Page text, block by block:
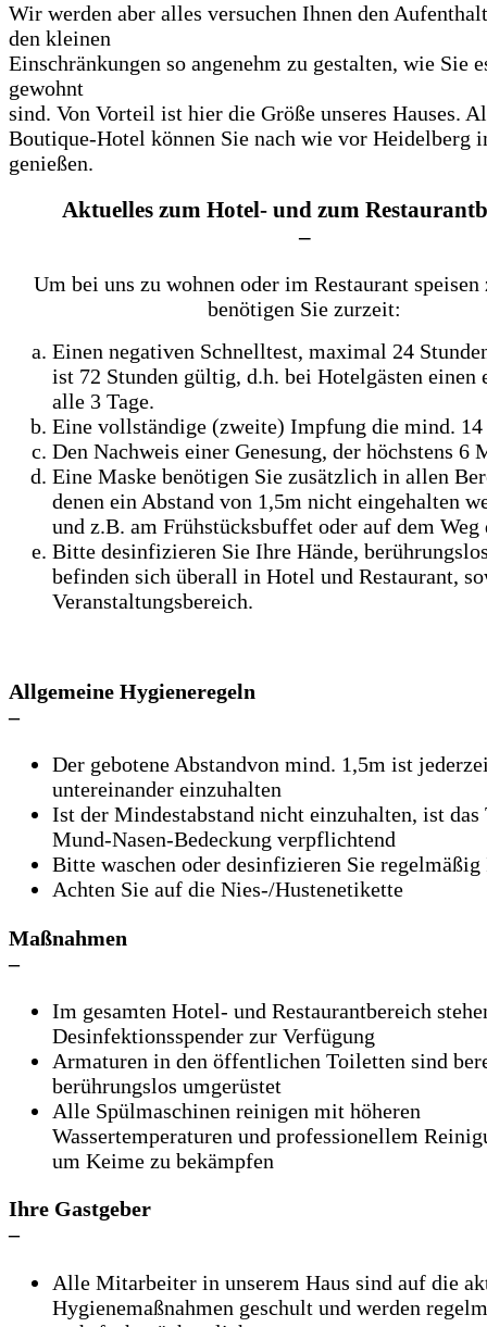
Wir werden aber alles versuchen Ihnen den
den kleinen
Einschränkungen so angenehm zu gestalten, wie Sie
gewohnt
sind. Von Vorteil ist hier die Größe unseres Hauses.
Boutique-Hotel können Sie nach wie vor Heidelberg
genießen.
Aktuelles zum Hotel- und zum
–
Um bei uns zu wohnen oder im Restaurant speisen
benötigen Sie zurzeit:
Einen negativen Schnelltest, maximal 24
ist 72 Stunden gültig, d.h. bei Hotelgästen einen
alle 3 Tage.
Eine vollständige (zweite) Impfung die mind. 14
Den Nachweis einer Genesung, der höchstens 6
Eine Maske benötigen Sie zusätzlich in allen
denen ein Abstand von 1,5m nicht eingehalten
und z.B. am Frühstücksbuffet oder auf dem
Bitte desinfizieren Sie Ihre Hände,
befinden sich überall in Hotel und Restaurant,
Veranstaltungsbereich.
Allgemeine Hygieneregeln
–
Der gebotene Abstandvon mind. 1,5m ist
untereinander einzuhalten
Ist der Mindestabstand nicht einzuhalten, ist das
Mund-Nasen-Bedeckung verpflichtend
Bitte waschen oder desinfizieren Sie regelmäßig
Achten Sie auf die Nies-/Hustenetikette
Maßnahmen
–
Im gesamten Hotel- und Restaurantbereich
Desinfektionsspender zur Verfügung
Armaturen in den öffentlichen Toiletten sind
berührungslos umgerüstet
Alle Spülmaschinen reinigen mit höheren
Wassertemperaturen und professionellem
um Keime zu bekämpfen
Ihre Gastgeber
–
Alle Mitarbeiter in unserem Haus sind auf die
Hygienemaßnahmen geschult und werden